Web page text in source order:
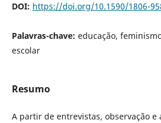
DOI: https://doi.org/10.1590/1806-
Palavras-chave: educação,
escolar
Resumo
A partir de entrevistas, observação e